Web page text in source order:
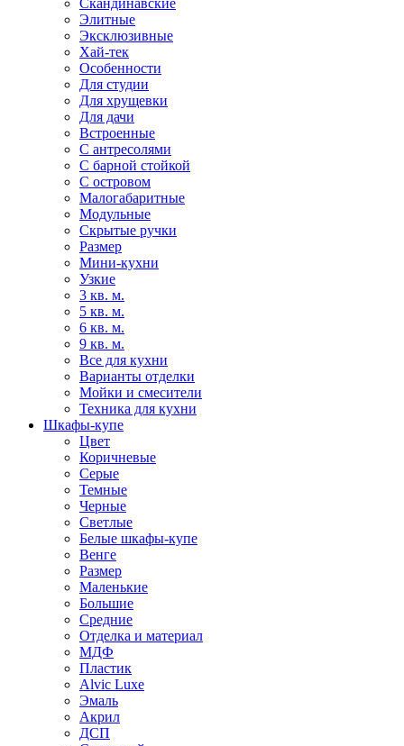
Скандинавские
Элитные
Эксклюзивные
Хай-тек
Особенности
Для студии
Для хрущевки
Для дачи
Встроенные
С антресолями
С барной стойкой
С островом
Малогабаритные
Модульные
Скрытые ручки
Размер
Мини-кухни
Узкие
3 кв. м.
5 кв. м.
6 кв. м.
9 кв. м.
Все для кухни
Варианты отделки
Мойки и смесители
Техника для кухни
Шкафы-купе
Цвет
Коричневые
Серые
Темные
Черные
Светлые
Белые шкафы-купе
Венге
Размер
Маленькие
Большие
Средние
Отделка и материал
МДФ
Пластик
Alvic Luxe
Эмаль
Акрил
ДСП